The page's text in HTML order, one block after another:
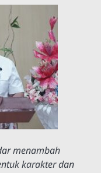
menambah
karakter dan